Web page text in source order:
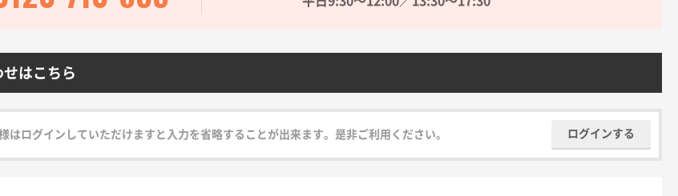
はこちら
はログインしていただけますと入力を省略することが出来ます。是非ご利用ください。 ログインする